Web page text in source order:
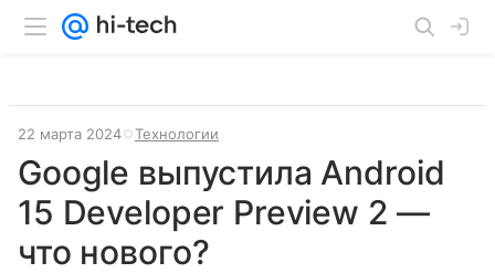
22 марта 2024 Технологии
Google выпустила Android
15 Developer Preview 2 —
что нового?